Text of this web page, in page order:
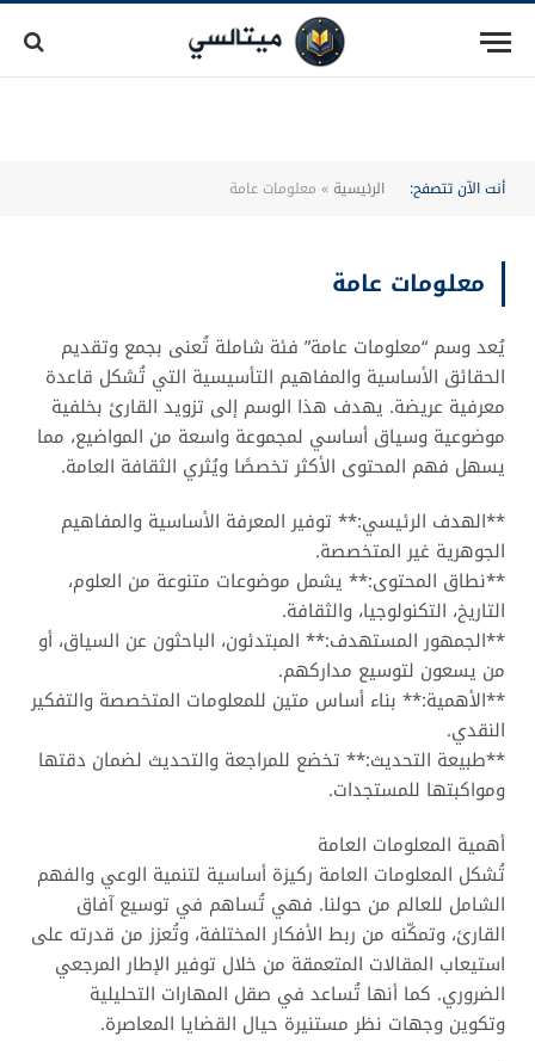
أنت الآن تتصفح: الرئيسية» معلومات عامة
معلومات عامة
يُعد وسم “معلومات عامة” فئة شاملة تُعنى بجمع وتقديم
الحقائق الأساسية والمفاهيم التأسيسية التي تُشكل قاعدة
معرفية عريضة. يهدف هذا الوسم إلى تزويد القارئ بخلفية
موضوعية وسياق أساسي لمجموعة واسعة من المواضيع، مما
يسهل فهم المحتوى الأكثر تخصصًا ويُثري الثقافة العامة.
**الهدف الرئيسي:** توفير المعرفة الأساسية والمفاهيم
الجوهرية غير المتخصصة.
**نطاق المحتوى:** يشمل موضوعات متنوعة من العلوم،
التاريخ، التكنولوجيا، والثقافة.
**الجمهور المستهدف:** المبتدئون، الباحثون عن السياق، أو
من يسعون لتوسيع مداركهم.
**الأهمية:** بناء أساس متين للمعلومات المتخصصة والتفكير
النقدي.
**طبيعة التحديث:** تخضع للمراجعة والتحديث لضمان دقتها
ومواكبتها للمستجدات.
أهمية المعلومات العامة
تُشكل المعلومات العامة ركيزة أساسية لتنمية الوعي والفهم
الشامل للعالم من حولنا. فهي تُساهم في توسيع آفاق
القارئ، وتمكّنه من ربط الأفكار المختلفة، وتُعزز من قدرته على
استيعاب المقالات المتعمقة من خلال توفير الإطار المرجعي
الضروري. كما أنها تُساعد في صقل المهارات التحليلية
وتكوين وجهات نظر مستنيرة حيال القضايا المعاصرة.